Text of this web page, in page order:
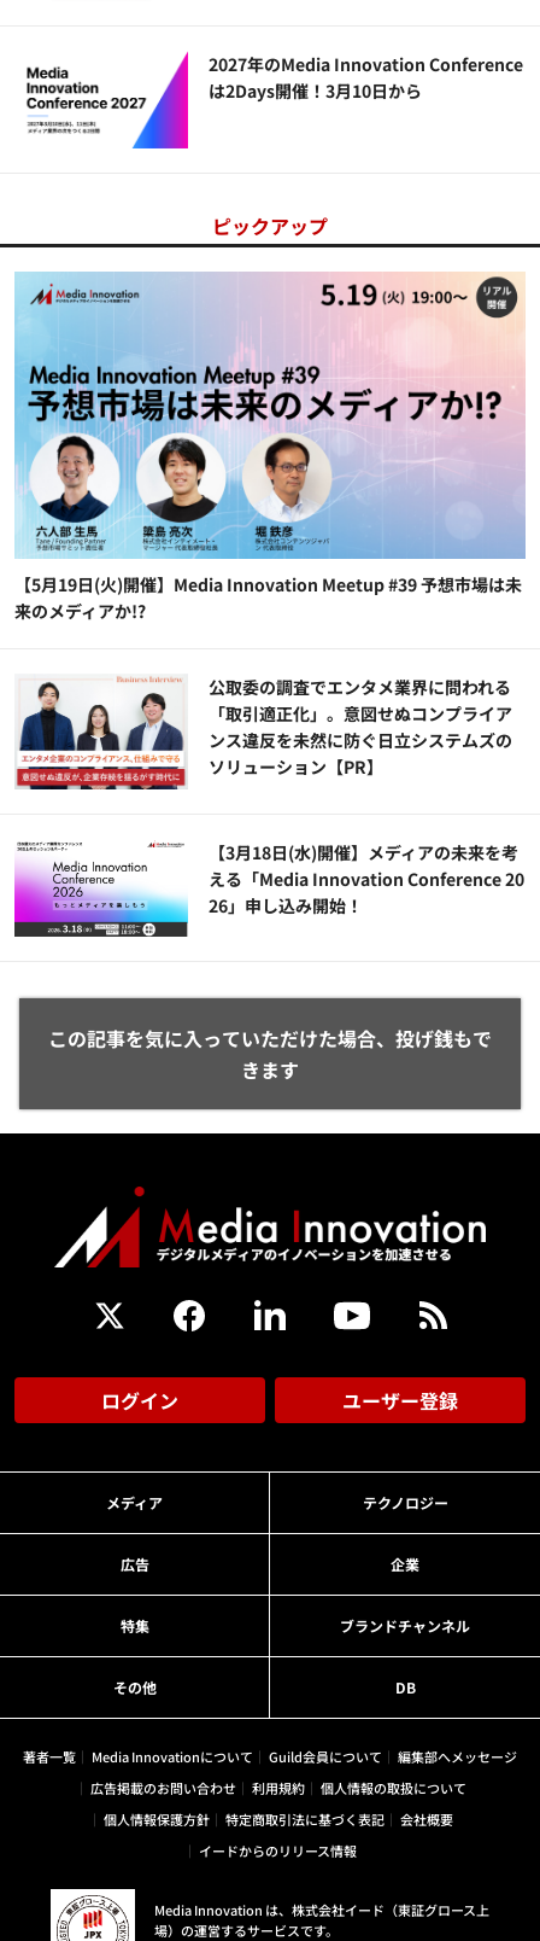
2027年のMedia Innovation Conference
は2Days開催！3月10日から
ピックアップ
【5月19日(火)開催】Media Innovation Meetup #39 予想市場は未
来のメディアか!?
公​​取委の調査でエンタメ業界に問われる
「取引適正化」。意図せぬコンプライア
ンス違反を未然に防ぐ日立システムズの
ソリューション​【PR】
【3月18日(水)開催】メディアの未来を考
える「Media Innovation Conference 20
26」申し込み開始！
この記事を気に入っていただけた場合、投げ銭もで
きます
ログイン ユーザー登録
メディア テクノロジー
広告 企業
特集 ブランドチャンネル
その他 DB
著者一覧 Media Innovationについて Guild会員について
編集部へメッセージ
広告掲載のお問い合わせ
利用規約
個人情報の取扱について
個人情報保護方針
特定商取引法に基づく表記
会社概要
イードからのリリース情報
Media Innovation は、株式会社イード（東証グロース上
場）の運営するサービスです。